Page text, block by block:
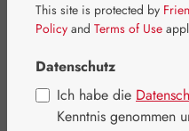
This site is protected by
Policy and Terms of Use
Datenschutz
Ich habe die
Kenntnis genommen